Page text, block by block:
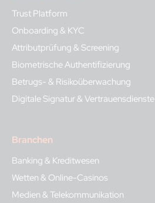
Trust Platform
Onboarding & KYC
Attributprüfung & Screening
Biometrische Authentifizierung
Betrugs- & Risikoüberwachung
Digitale Signatur & Vertrauensdienste
Branchen
Banking & Kreditwesen
Wetten & Online-Casinos
Medien & Telekommunikation